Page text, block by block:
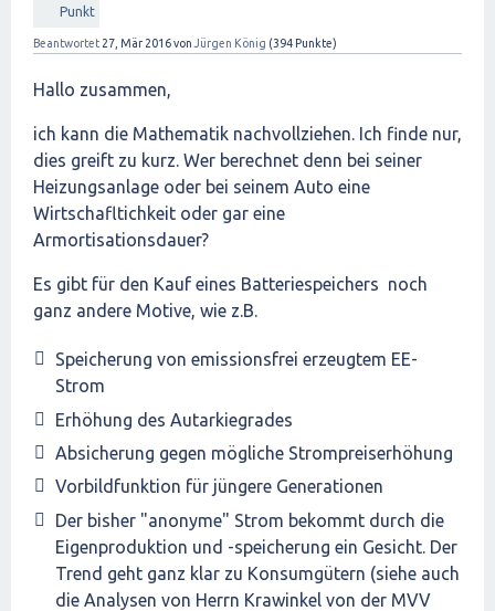
Punkt
Beantwortet 27, Mär 2016von Jürgen König (394 Punkte)
Hallo zusammen,
ich kann die Mathematik nachvollziehen. Ich finde nur,
dies greift zu kurz. Wer berechnet denn bei seiner
Heizungsanlage oder bei seinem Auto eine
Wirtschafltichkeit oder gar eine
Armortisationsdauer?
Es gibt für den Kauf eines Batteriespeichers noch
ganz andere Motive, wie z.B.
Speicherung von emissionsfrei erzeugtem EE-
Strom
Erhöhung des Autarkiegrades
Absicherung gegen mögliche Strompreiserhöhung
Vorbildfunktion für jüngere Generationen
Der bisher "anonyme" Strom bekommt durch die
Eigenproduktion und -speicherung ein Gesicht. Der
Trend geht ganz klar zu Konsumgütern (siehe auch
die Analysen von Herrn Krawinkel von der MVV